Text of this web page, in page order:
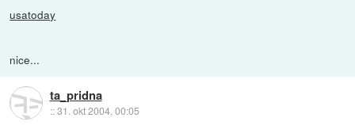
usatoday
nice...
ta_pridna
::31. okt 2004, 00:05